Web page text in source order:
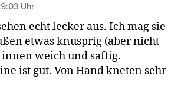
Uhr
echt lecker aus. Ich mag sie
etwas knusprig (aber nicht
weich und saftig.
ist gut. Von Hand kneten sehr